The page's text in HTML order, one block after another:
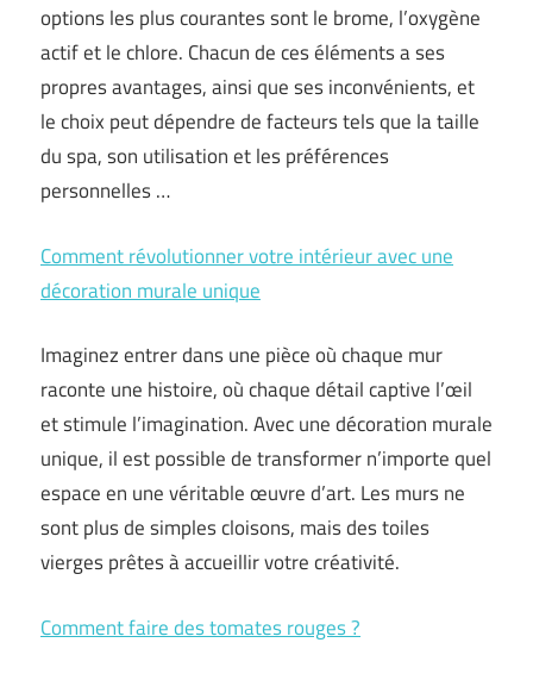
options les plus courantes sont le brome, l’oxygène
actif et le chlore. Chacun de ces éléments a ses
propres avantages, ainsi que ses inconvénients, et
le choix peut dépendre de facteurs tels que la taille
du spa, son utilisation et les préférences
personnelles …
Comment révolutionner votre intérieur avec une
décoration murale unique
Imaginez entrer dans une pièce où chaque mur
raconte une histoire, où chaque détail captive l’œil
et stimule l’imagination. Avec une décoration murale
unique, il est possible de transformer n’importe quel
espace en une véritable œuvre d’art. Les murs ne
sont plus de simples cloisons, mais des toiles
vierges prêtes à accueillir votre créativité.
Comment faire des tomates rouges ?